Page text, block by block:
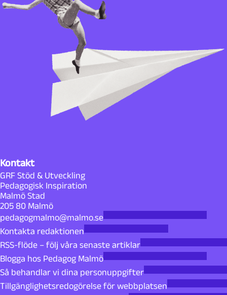
Kontakt
GRF Stöd & Utveckling
Pedagogisk Inspiration
Malmö Stad
205 80 Malmö
pedagogmalmo@malmo.se
Kontakta redaktionen
RSS-flöde – följ våra senaste artiklar
Blogga hos Pedagog Malmö
Så behandlar vi dina personuppgifter
Tillgänglighetsredogörelse för webbplatsen